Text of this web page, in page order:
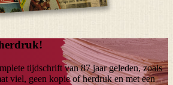
tijdschrift van87 jaargeleden, zoals
viel, geen kopie of herdruk en met een